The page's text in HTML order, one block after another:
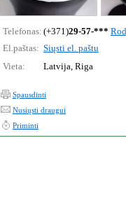
Telefonas: (+371)29-57-***
El.paštas: Siųsti el. paštu
Vieta:
Latvija, Riga
Spausdinti
Nusiųsti draugui
Priminti